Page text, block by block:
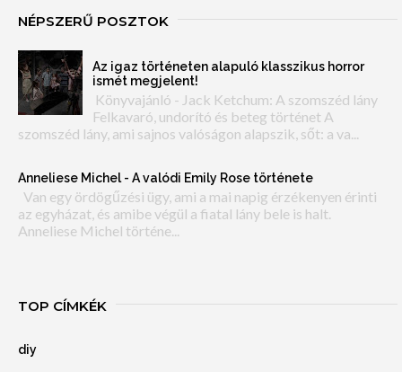
NÉPSZERŰ POSZTOK
Az igaz történeten alapuló klasszikus horror
ismét megjelent!
Könyvajánló - Jack Ketchum: A szomszéd lány
Felkavaró, undorító és beteg történet A
szomszéd lány, ami sajnos valóságon alapszik, sőt: a va...
Anneliese Michel - A valódi Emily Rose története
Van egy ördögűzési ügy, ami a mai napig érzékenyen érinti
az egyházat, és amibe végül a fiatal lány bele is halt.
Anneliese Michel történe...
TOP CÍMKÉK
diy